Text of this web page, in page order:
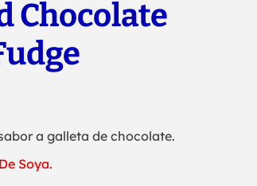
Chocolate
a galleta de chocolate.
Soya.